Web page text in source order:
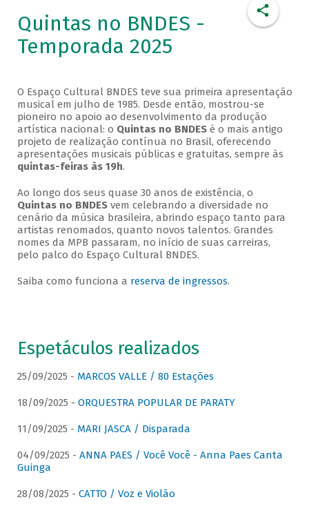
Quintas no BNDES -
Temporada 2025
O Espaço Cultural BNDES teve sua primeira apresentação
musical em julho de 1985. Desde então, mostrou-se
pioneiro no apoio ao desenvolvimento da produção
artística nacional: o Quintas no BNDESé o mais antigo
projeto de realização contínua no Brasil, oferecendo
apresentações musicais públicas e gratuitas, sempre às
quintas-feiras às 19h.
Ao longo dos seus quase 30 anos de existência, o
Quintas no BNDESvem celebrando a diversidade no
cenário da música brasileira, abrindo espaço tanto para
artistas renomados, quanto novos talentos. Grandes
nomes da MPB passaram, no início de suas carreiras,
pelo palco do Espaço Cultural BNDES.
Saiba como funciona a reserva de ingressos.
Espetáculos realizados
25/09/2025 - MARCOS VALLE / 80 Estações
18/09/2025 - ORQUESTRA POPULAR DE PARATY
11/09/2025 - MARI JASCA / Disparada
04/09/2025 - ANNA PAES / Você Você - Anna Paes Canta
Guinga
28/08/2025 - CATTO / Voz e Violão